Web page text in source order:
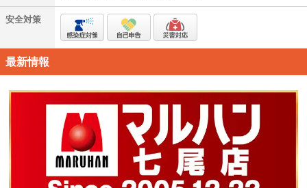
安全対策
最新情報